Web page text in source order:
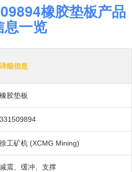
橡胶垫板产品
息一览
详细信息
橡胶垫板
331509894
徐工矿机 (XCMG Mining)
减震、缓冲、支撑